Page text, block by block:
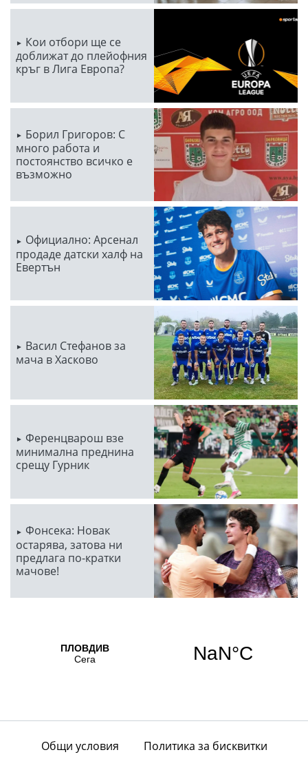
Кои отбори ще се
доближат до плейофния
кръг в Лига Европа?
Борил Григоров: С
много работа и
постоянство всичко е
възможно
Официално: Арсенал
продаде датски халф на
Евертън
Васил Стефанов за
мача в Хасково
Ференцварош взе
минимална преднина
срещу Гурник
Фонсека: Новак
остарява, затова ни
предлага по-кратки
мачове!
Общи условия Политика за бисквитки